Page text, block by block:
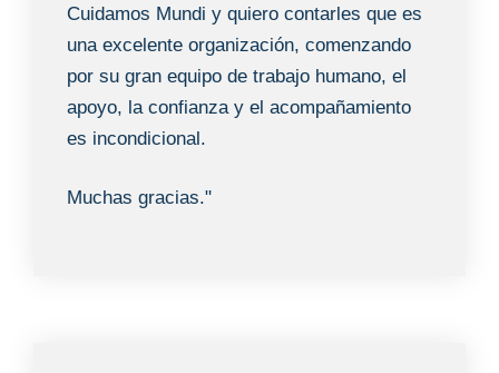
Cuidamos Mundi y quiero contarles que es
una excelente organización, comenzando
por su gran equipo de trabajo humano, el
apoyo, la confianza y el acompañamiento
es incondicional.
Muchas gracias."